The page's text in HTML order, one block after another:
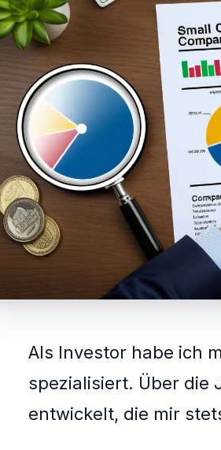
Als Investor habe ich
spezialisiert. Über die
entwickelt, die mir